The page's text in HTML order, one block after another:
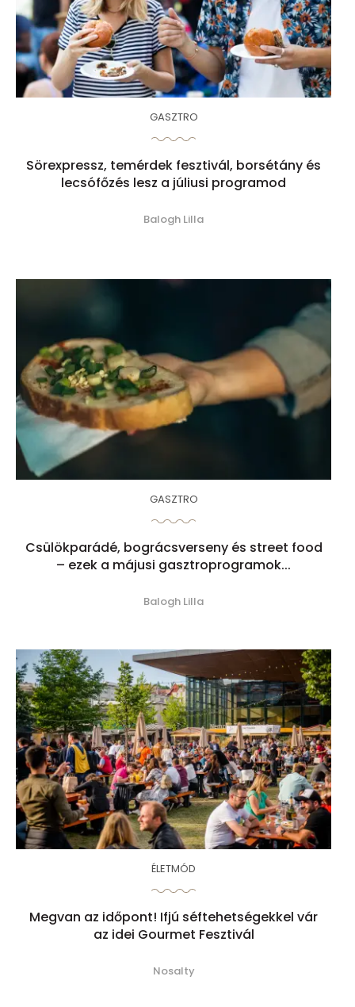
GASZTRO
Sörexpressz, temérdek fesztivál, borsétány és
lecsófőzés lesz a júliusi programod
Balogh Lilla
GASZTRO
Csülökparádé, bográcsverseny és street food
– ezek a májusi gasztroprogramok...
Balogh Lilla
ÉLETMÓD
Megvan az időpont! Ifjú séftehetségekkel vár
az idei Gourmet Fesztivál
Nosalty